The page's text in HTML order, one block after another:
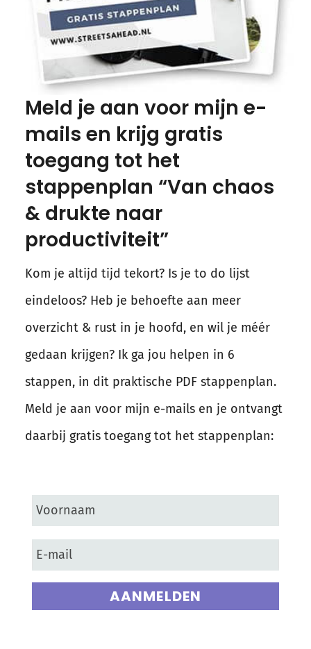
Meld je aan voor mijn e-
mails en krijg gratis
toegang tot het
stappenplan “Van chaos
& drukte naar
productiviteit”
Kom je altijd tijd tekort? Is je to do lijst
eindeloos? Heb je behoefte aan meer
overzicht & rust in je hoofd, en wil je méér
gedaan krijgen? Ik ga jou helpen in 6
stappen, in dit praktische PDF stappenplan.
Meld je aan voor mijn e-mails en je ontvangt
daarbij gratis toegang tot het stappenplan:
AANMELDEN